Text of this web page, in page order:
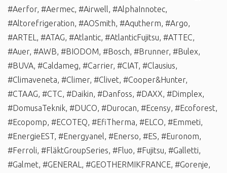
#Aerfor, #Aermec, #Airwell, #AlphaInnotec,
#Altorefrigeration, #AOSmith, #Aqutherm, #Argo,
#ARTEL , #ATAG, #Atlantic, #AtlanticFujitsu, #ATTEC,
#Auer, #AWB, #BIODOM, #Bosch, #Brunner, #Bulex,
#BUVA, #Caldameg, #Carrier, #CIAT, #Clausius,
#Climaveneta, #Climer, #Clivet, #Cooper&Hunter,
#CTAAG, #CTC, #Daikin, #Danfoss, #DAXX, #Dimplex,
#DomusaTeknik, #DUCO, #Durocan, #Ecensy, #Ecoforest,
#Ecopomp, #ECOTEQ, #EfiTherma, #ELCO, #Emmeti,
#EnergieEST, #Energyanel, #Enerso, #ES, #Euronom,
#Ferroli, #FläktGroupSeries, #Fluo, #Fujitsu, #Galletti,
#Galmet, #GENERAL , #GEOTHERMIKFRANCE, #Gorenje,